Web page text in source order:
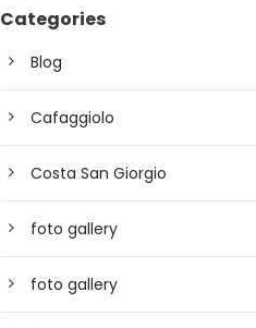
Categories
Blog
Cafaggiolo
Costa San Giorgio
foto gallery
foto gallery